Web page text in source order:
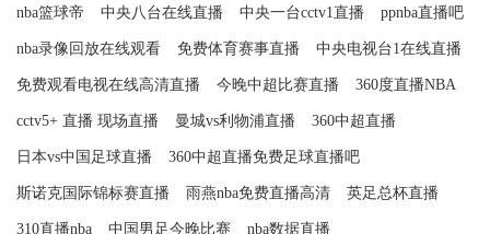
nba篮球帝 中央八台在线直播 中央一台cctv1直播 ppnba直播吧
nba录像回放在线观看 免费体育赛事直播 中央电视台1在线直播
免费观看电视在线高清直播 今晚中超比赛直播 360度直播NBA
cctv5+ 直播 现场直播 曼城vs利物浦直播 360中超直播
日本vs中国足球直播 360中超直播免费足球直播吧
斯诺克国际锦标赛直播 雨燕nba免费直播高清 英足总杯直播
310直播nba 中国男足今晚比赛 nba数据直播